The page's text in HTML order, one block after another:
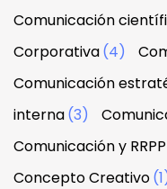
Comunicación
Corporativa(4)
Comunicación
interna(3)
Comunicación y RRPP
Concepto Creativo